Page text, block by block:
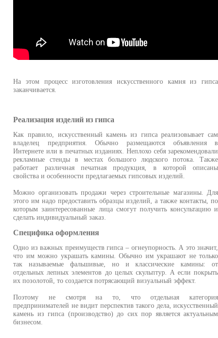
На этом процесс изготовления искусственного камня из гипса
заканчивается.
Реализация изделий из гипса
Как правило, искусственный камень из гипса реализовывает сам
владелец предприятия. Обычно размещаются объявления в
Интернете или в печатных изданиях. Неплохо себя зарекомендовали
рекламные стенды в местах большого людского потока. Также
работает различная печатная продукция, в которой описаны
свойства и особенности предлагаемых гипсовых изделий.
Можно организовать продажи через строительные магазины. Для
этого им надо предоставить образцы изделий, а также контакты, по
которым заинтересованные лица смогут получить консультацию и
сделать индивидуальный заказ.
Специфика оформления
Одно из важных преимуществ гипса – огнеупорность. А это значит,
что им можно украшать камины. Обычно им украшают не только
так называемые фальшивые, но и классические камины: от
отдельных лепных элементов до целых скульптур. А если покрыть
их позолотой, то создается потрясающий визуальный эффект.
Поэтому не смотря на то, что отдельная категория
предпринимателей не видит перспектив такого дела, искусственный
камень из гипса (производство) до сих пор является актуальным
бизнесом.